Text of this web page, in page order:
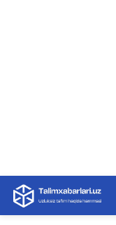
Skip
content